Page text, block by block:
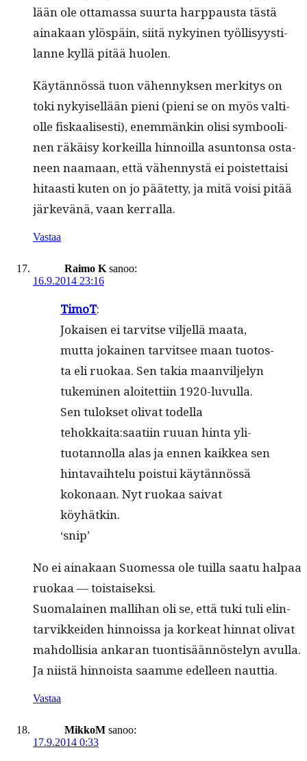
lään ole otta­mas­sa suur­ta harp­paus­ta tästä
ainakaan ylöspäin, siitä nykyi­nen työl­lisyys­ti­
lanne kyl­lä pitää huolen.
Käytän­nössä tuon vähen­nyk­sen merk­i­tys on
toki nykyisel­lään pieni (pieni se on myös val­ti­
olle fiskaalis­es­ti), enem­mänkin olisi sym­booli­
nen räkäisy korkeil­la hin­noil­la asun­ton­sa osta­
neen naa­maan, että vähen­nys­tä ei pois­tet­taisi
hitaasti kuten on jo päätet­ty, ja mitä voisi pitää
järkevänä, vaan kerralla.
Vastaa
Raimo K sanoo:
16.9.2014 23:16
Tim­oT:
Jokaisen ei tarvitse vil­jel­lä maa­ta,
mut­ta jokainen tarvit­see maan tuo­to­s­
ta eli ruokaa. Sen takia maanvil­je­lyn
tukem­i­nen aloitet­ti­in 1920-luvul­la.
Sen tulok­set oli­vat todel­la
tehokkaita:saatiin ruuan hin­ta yli­
tuotan­nol­la alas ja ennen kaikkea sen
hin­tavai­htelu pois­tui käytän­nössä
kokon­aan. Nyt ruokaa sai­vat
köyhätkin.
‘snip’
No ei ainakaan Suomes­sa ole tuil­la saatu hal­paa
ruokaa — toistaiseksi.
Suo­ma­lainen malli­han oli se, että tuki tuli elin­
tarvikkei­den hin­nois­sa ja korkeat hin­nat oli­vat
mah­dol­lisia ankaran tuon­tisään­nöste­lyn avul­la.
Ja niistä hin­noista saamme edelleen nauttia.
Vastaa
MikkoM sanoo:
17.9.2014 0:33